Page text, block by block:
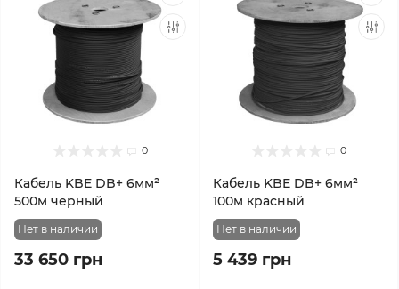
0
Кабель KBE DB+ 6мм²
500м черный
Нет в наличии
33 650 грн
0
Кабель KBE DB+ 6мм²
100м красный
Нет в наличии
5 439 грн